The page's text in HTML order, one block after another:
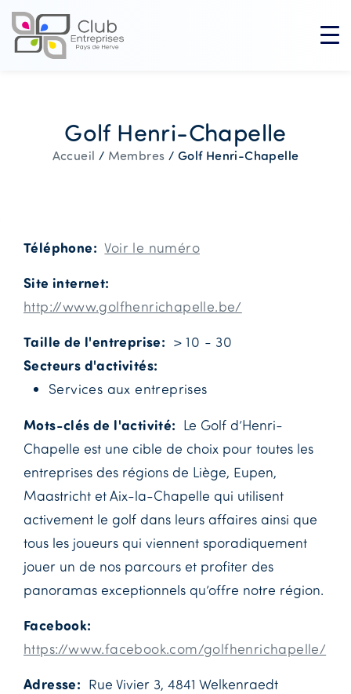
Golf Henri-Chapelle
Accueil / Membres / Golf Henri-Chapelle
Téléphone Voir le numéro
Site internet
http://www.golfhenrichapelle.be/
Taille de l'entreprise > 10 - 30
Secteurs d'activités
Services aux entreprises
Mots-clés de l'activité
Le Golf d’Henri-
Chapelle est une cible de choix pour toutes les
entreprises des régions de Liège, Eupen,
Maastricht et Aix-la-Chapelle qui utilisent
activement le golf dans leurs affaires ainsi que
tous les joueurs qui viennent sporadiquement
jouer un de nos parcours et profiter des
panoramas exceptionnels qu’offre notre région.
Facebook
https://www.facebook.com/golfhenrichapelle/
Adresse Rue Vivier 3, 4841 Welkenraedt